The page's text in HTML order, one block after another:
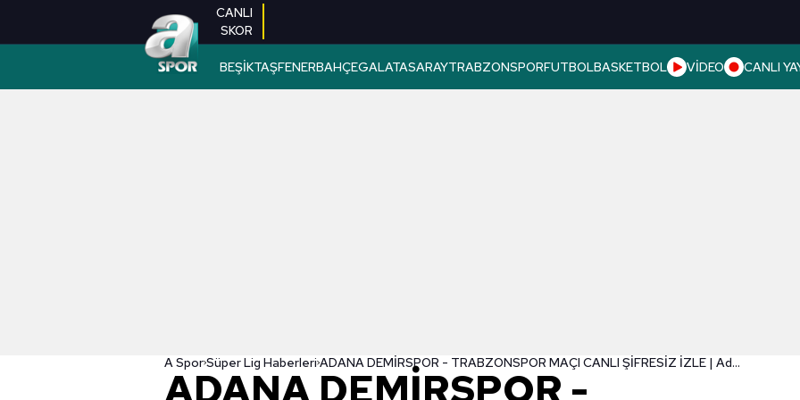
CANLI
SKOR
BEŞİKTAŞFENERBAHÇEGALATASARAYTRABZONSPORFUTBOLBASKETBOL VİDEO CANLI
A SporSüper Lig Haberleri ADANA DEMİRSPOR - TRABZONSPOR MAÇI CANLI ŞİFRESİZ İZLE | Adana Demirspor - Trabzonspor maçı saat kaçta, hangi kanalda canlı yayınlanacak?
ADANA DEMİRSPOR -